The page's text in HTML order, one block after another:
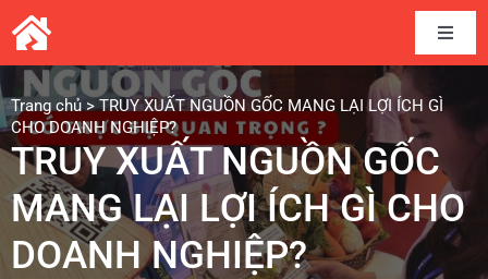
Skip
to
content
Toggle
Home
Câu chuyện thương hiệu
Kết nối cung cầu
Trang chủ>TRUY XUẤT NGUỒN GỐC MANG LẠI LỢI ÍCH GÌ
CHO DOANH NGHIỆP?
TRUY XUẤT NGUỒN GỐC
MANG LẠI LỢI ÍCH GÌ CHO
DOANH NGHIỆP?